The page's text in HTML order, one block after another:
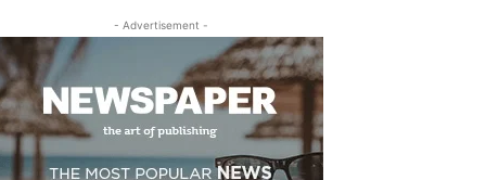
- Advertisement -